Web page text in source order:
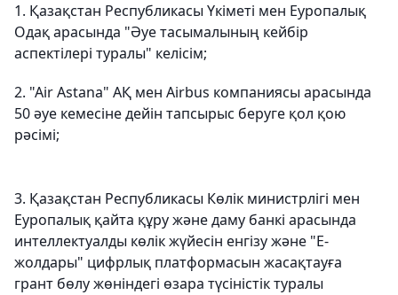
1. Қазақстан Республикасы Үкіметі мен Еуропалық
Одақ арасында "Әуе тасымалының кейбір
аспектілері туралы" келісім;
2. "Air Astana" АҚ мен Airbus компаниясы арасында
50 әуе кемесіне дейін тапсырыс беруге қол қою
рәсімі;
3. Қазақстан Республикасы Көлік министрлігі мен
Еуропалық қайта құру және даму банкі арасында
интеллектуалды көлік жүйесін енгізу және "Е-
жолдары" цифрлық платформасын жасақтауға
грант бөлу жөніндегі өзара түсіністік туралы